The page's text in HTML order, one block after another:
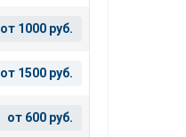
от 1000 руб.
от 1500 руб.
от 600 руб.